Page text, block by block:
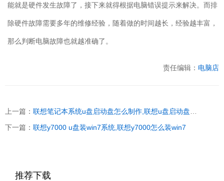
能就是硬件发生故障了，接下来就得根据电脑错误提示来解决。而排
除硬件故障需要多年的维修经验，随着做的时间越长，经验越丰富，
那么判断电脑故障也就越准确了。
责任编辑： 电脑店
上一篇： 联想笔记本系统u盘启动盘怎么制作,联想u盘启动盘怎么用
下一篇： 联想y7000 u盘装win7系统,联想y7000怎么装win7
推荐下载